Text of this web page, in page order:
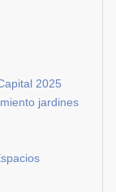
2025
jardines